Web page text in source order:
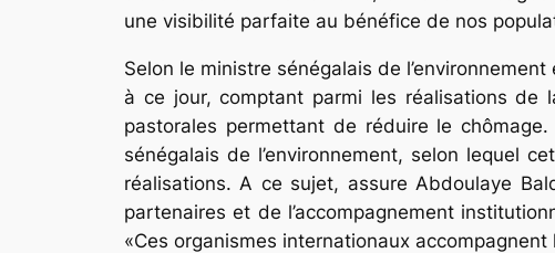
une visibilité parfaite au bénéfice de nos
Selon le ministre sénégalais de
à ce jour, comptant parmi les réalisations
pastorales permettant de réduire le
sénégalais de l’environnement, selon lequel
réalisations. A ce sujet, assure Ab­doulaye
partenaires et de l’accompagnement
«Ces organismes internationaux